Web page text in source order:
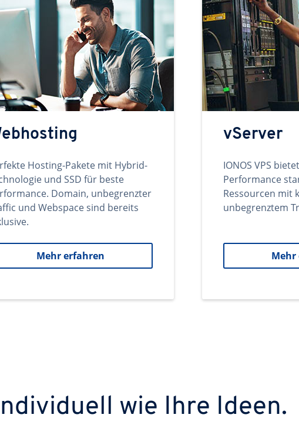
Hosting-Pakete mit Hybrid-
und SSD für beste
Domain, unbegrenzter
und Webspace sind bereits
Mehr erfahren
vServer
IONOS VPS
Performance
Ressourcen mit
unbegrenztem
Mehr
wie Ihre Ideen.